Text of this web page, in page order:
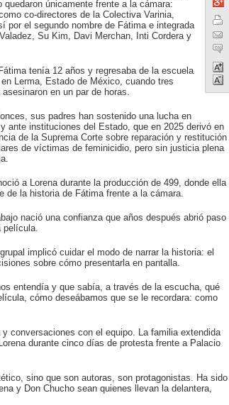
quedaron únicamente frente a la cámara:
co-directores de la Colectiva Varinia,
por el segundo nombre de Fátima e integrada
Su Kim, Davi Merchan, Inti Cordera y
tenía 12 años y regresaba de la escuela
Lerma, Estado de México, cuando tres
en un par de horas.
sus padres han sostenido una lucha en
ante instituciones del Estado, que en 2025 derivó en
de la Suprema Corte sobre reparación y restitución
de víctimas de feminicidio, pero sin justicia plena
a Lorena durante la producción de 499, donde ella
de la historia de Fátima frente a la cámara.
nació una confianza que años después abrió paso
película.
implicó cuidar el modo de narrar la historia: el
sobre cómo presentarla en pantalla.
entendía y que sabía, a través de la escucha, qué
cómo deseábamos que se le recordara: como
conversaciones con el equipo. La familia extendida
durante cinco días de protesta frente a Palacio
sino que son autoras, son protagonistas. Ha sido
y Don Chucho sean quienes llevan la delantera,